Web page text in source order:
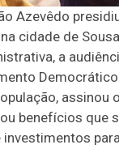
Azevêdo
cidade de
a
assinou
benefícios que
investimentos